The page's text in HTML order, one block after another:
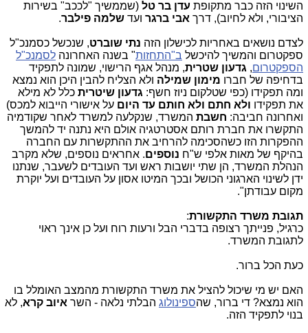
השינוי הזה כבר מתקופת עדן בר טל (שממשיך "לככב" בשירות
הציבורי, ולא לחיוב), דרך אבי ברגר ועד שלמה פילבר.
לצדם נושאים באחריות לכישלון הזה נתי שוברט, שנכשל כסמנכ"ל
ספקטרום והמשיך להיכשל ב"התחזות" בשנה האחרונה לסמנכ"ל
הספקטרום, גדעון שטרית, מנהל אגף הרישוי, שמונה לתפקיד
בדחיפה של חברו מימון שמילה ולא הצליח להבין היכן הוא נמצא
ומה תפקידו (כפי שטלקום ניוז חשף: גדעון שיטרית כלל לא מילא
את תפקידו ולא חתם ולא חותם עד היום על אישורי הייבוא למכס)
ואחרונה חביבה: חשבת המשרד, שנקלעה למשרד לאחר שקודמיה
התקשרו את חברת רותם אסטרטגיה אולם היא נתנה יד להמשך
ההפקרות הזו כשהסכימה להרחיב את ההתקשרות עם החברה
בהיקף של מאות אלפי ש"ח נוספים. אחראים נוספים, שלא מקרב
הנהלת המשרד, הן שתי יושבות ראש ועד העובדים לשעבר, שנתנו
ידן לשינוי הארגוני הכושל ובכך המיטו אסון על העובדים ועל יוקרת
מקום עבודתן".
תגובת משרד התקשורת:
כרגיל, פנייתך רצופה בדברי הבל ורעות רוח ועל כן אינך ראוי
לתגובת המשרד.
כעת הכל ברור.
האם יש מי שיכול להציל את משרד התקשורת מהמצב האומלל בו
הוא נמצא? די ברור, שהספינולוג הבלתי נלאה - השר איוב קרא, לא
בנוי לתפקיד הזה.